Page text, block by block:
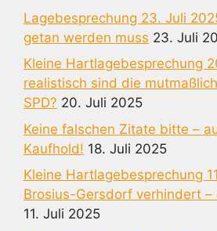
Lagebesprechung 23. Juli
getan werden muss 23. Juli
Kleine Hartlagebesprechung
realistisch sind die
SPD? 20. Juli 2025
Keine falschen Zitate bitte –
Kaufhold! 18. Juli 2025
Kleine Hartlagebesprechung
Brosius-Gersdorf verhindert –
11. Juli 2025